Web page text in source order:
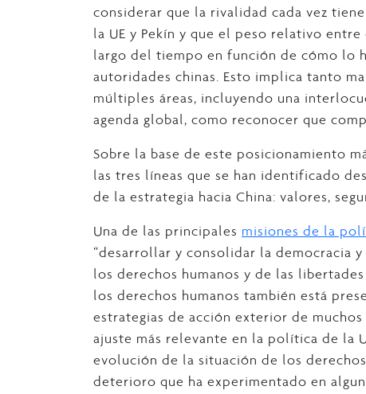
considerar que la rivalidad cada vez
la UE y Pekín y que el peso relativo
largo del tiempo en función de cómo lo
autoridades chinas. Esto implica tanto
múltiples áreas, incluyendo una
agenda global, como reconocer que
Sobre la base de este posicionamiento
las tres líneas que se han identificado
de la estrategia hacia China: valores,
Una de las principales misiones de la
“desarrollar y consolidar la democracia
los derechos humanos y de las
los derechos humanos también está
estrategias de acción exterior de muchos
ajuste más relevante en la política de la
evolución de la situación de los
deterioro que ha experimentado en